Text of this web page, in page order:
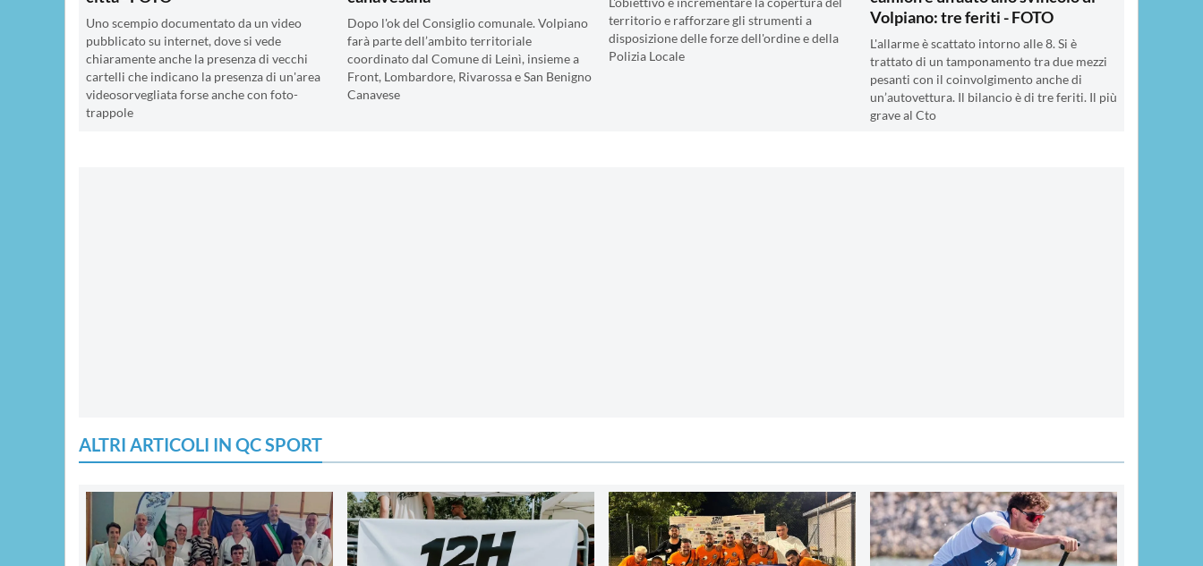
Uno scempio documentato da un video
pubblicato su internet, dove si vede
chiaramente anche la presenza di vecchi
cartelli che indicano la presenza di un'area
videosorvegliata forse anche con foto-
trappole
Dopo l'ok del Consiglio comunale. Volpiano
farà parte dell’ambito territoriale
coordinato dal Comune di Leinì, insieme a
Front, Lombardore, Rivarossa e San Benigno
Canavese
territorio e rafforzare gli strumenti a
disposizione delle forze dell'ordine e della
Polizia Locale
Volpiano: tre feriti - FOTO
L'allarme è scattato intorno alle 8. Si è
trattato di un tamponamento tra due mezzi
pesanti con il coinvolgimento anche di
un’autovettura. Il bilancio è di tre feriti. Il più
grave al Cto
ALTRI ARTICOLI IN QC SPORT